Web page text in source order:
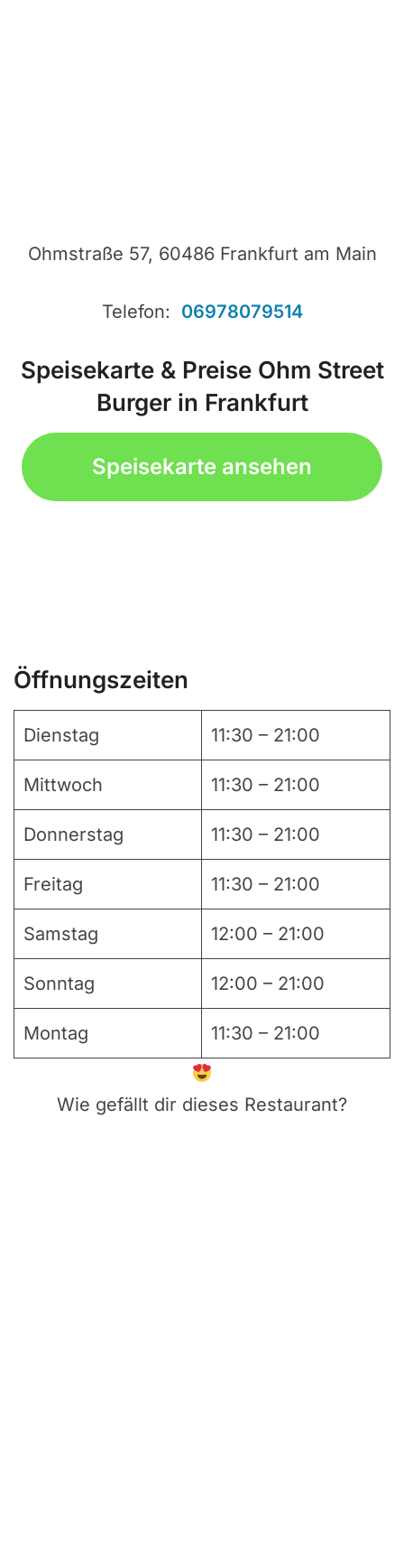
Ohmstraße 57, 60486 Frankfurt am Main
Telefon: 06978079514
Speisekarte & Preise Ohm Street
Burger in Frankfurt
Speisekarte ansehen
Öffnungszeiten
Dienstag 11:30 – 21:00
Mittwoch 11:30 – 21:00
Donnerstag 11:30 – 21:00
Freitag 11:30 – 21:00
Samstag 12:00 – 21:00
Sonntag 12:00 – 21:00
Montag 11:30 – 21:00
Wie gefällt dir dieses Restaurant?